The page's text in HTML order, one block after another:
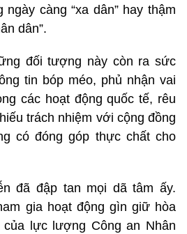
càng “xa dân” hay thậm
dân”.
đối tượng này còn ra sức
tin bóp méo, phủ nhận vai
các hoạt động quốc tế, rêu
trách nhiệm với cộng đồng
có đóng góp thực chất cho
đã đập tan mọi dã tâm ấy.
gia hoạt động gìn giữ hòa
lực lượng Công an Nhân